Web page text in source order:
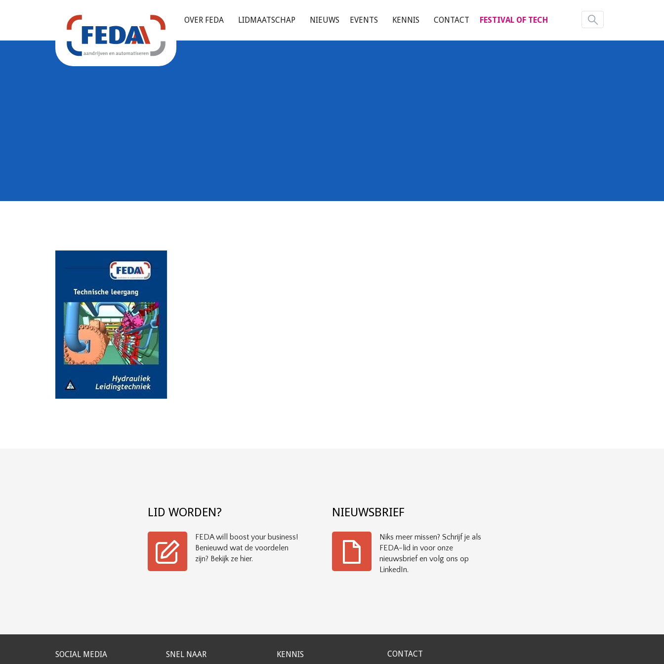
OVER FEDA LIDMAATSCHAP NIEUWS EVENTS KENNIS CONTACT FESTIVAL OF TECH
LID WORDEN?
FEDA will boost your business!
Benieuwd wat de voordelen
zijn? Bekijk ze hier.
NIEUWSBRIEF
Niks meer missen? Schrijf je als
FEDA-lid in voor onze
nieuwsbrief en volg ons op
LinkedIn.
SOCIAL MEDIA SNEL NAAR KENNIS CONTACT